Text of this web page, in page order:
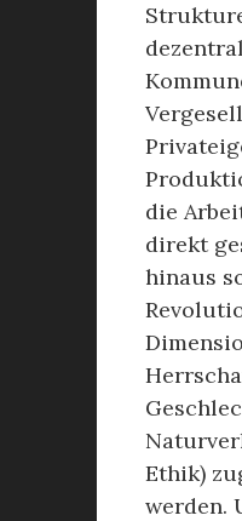
die
direkt
hinaus
Ethik)
werden.